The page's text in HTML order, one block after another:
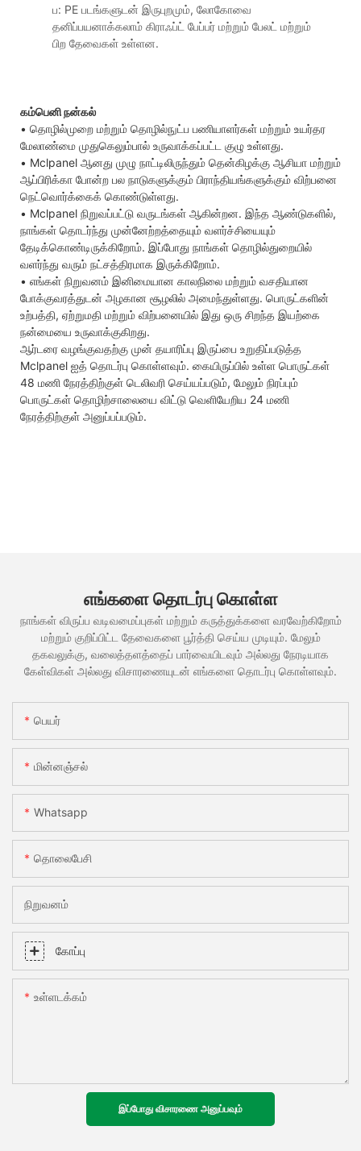
ப: PE படங்களுடன் இருபுறமும், லோகோவை
தனிப்பயனாக்கலாம் கிராஃப்ட் பேப்பர் மற்றும் பேலட் மற்றும்
பிற தேவைகள் உள்ளன.
கம்பெனி நன்கல்
• தொழில்முறை மற்றும் தொழில்நுட்ப பணியாளர்கள் மற்றும் உயர்தர
மேலாண்மை முதுகெலும்பால் உருவாக்கப்பட்ட குழு உள்ளது.
• Mclpanel ஆனது முழு நாட்டிலிருந்தும் தென்கிழக்கு ஆசியா மற்றும்
ஆப்பிரிக்கா போன்ற பல நாடுகளுக்கும் பிராந்தியங்களுக்கும் விற்பனை
நெட்வொர்க்கைக் கொண்டுள்ளது.
• Mclpanel நிறுவப்பட்டு வருடங்கள் ஆகின்றன. இந்த ஆண்டுகளில்,
நாங்கள் தொடர்ந்து முன்னேற்றத்தையும் வளர்ச்சியையும்
தேடிக்கொண்டிருக்கிறோம். இப்போது நாங்கள் தொழில்துறையில்
வளர்ந்து வரும் நட்சத்திரமாக இருக்கிறோம்.
• எங்கள் நிறுவனம் இனிமையான காலநிலை மற்றும் வசதியான
போக்குவரத்துடன் அழகான சூழலில் அமைந்துள்ளது. பொருட்களின்
உற்பத்தி, ஏற்றுமதி மற்றும் விற்பனையில் இது ஒரு சிறந்த இயற்கை
நன்மையை உருவாக்குகிறது.
ஆர்டரை வழங்குவதற்கு முன் தயாரிப்பு இருப்பை உறுதிப்படுத்த
Mclpanel ஐத் தொடர்பு கொள்ளவும். கையிருப்பில் உள்ள பொருட்கள்
48 மணி நேரத்திற்குள் டெலிவரி செய்யப்படும், மேலும் நிரப்பும்
பொருட்கள் தொழிற்சாலையை விட்டு வெளியேறிய 24 மணி
நேரத்திற்குள் அனுப்பப்படும்.
எங்களை தொடர்பு கொள்ள
நாங்கள் விருப்ப வடிவமைப்புகள் மற்றும் கருத்துக்களை வரவேற்கிறோம்
மற்றும் குறிப்பிட்ட தேவைகளை பூர்த்தி செய்ய முடியும். மேலும்
தகவலுக்கு, வலைத்தளத்தைப் பார்வையிடவும் அல்லது நேரடியாக
கேள்விகள் அல்லது விசாரணையுடன் எங்களை தொடர்பு கொள்ளவும்.
பெயர்
மின்னஞ்சல்
Whatsapp
தொலைபேசி
நிறுவனம்
கோப்பு
உள்ளடக்கம்
இப்போது விசாரணை அனுப்பவும்